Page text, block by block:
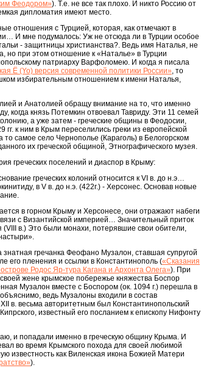
Феодором»). Т.е. не все так плохо. И никто Россию от
дипломатия имеют место.
отношения с Турцией, которая, как отмечают в
И мне подумалось: Уж не отсюда ли в Турции особое
- защитницы христианства?. Ведь имя Наталья, не
но при этом отношение к «Наталье» в Турции
патриарху Варфоломею. И когда я писала
Ё (Yo) версия современной политики России», то
избирательным отношением к имени Наталья,
и Анатолией обращу внимание на то, что именно
когда князь Потемкин отвоевал Тавриду. Эти 11 семей
а уже затем - греческие общины в Феодосии,
к ним в Крым переселились греки из европейской
то самое село Чернополье (Караголь) в Белогорском
их греческой общиной, Этнографического музея.
греческих поселений и диаспор в Крыму:
греческих колоний относится к VI в. до н.э…
в V в. до н.э. (422г.) - Херсонес. Основав новые
в горном Крыму и Херсонесе, они отражают набеги
с Византийской империей… Значительный приток
(VIII в.) Это были монахи, потерявшие свои обители,
гречанка Феофано Музалон, ставшая супругой
его пленения и ссылки в Константинополь («Сказания
Родос Яр-тура Кагана и Архонта Олега»). При
жене крымское побережье княжества Боспор
Музалон вместе с Боспором (ок. 1094 г.) перешла в
ведь Музалоны входили в состав
в. весьма авторитетным был Константинопольский
известный его посланием к епископу Нифонту
и попадали именно в греческую общину Крыма. И
во время Крымского похода для своей любимой
известность как Виленская икона Божией Матери
).